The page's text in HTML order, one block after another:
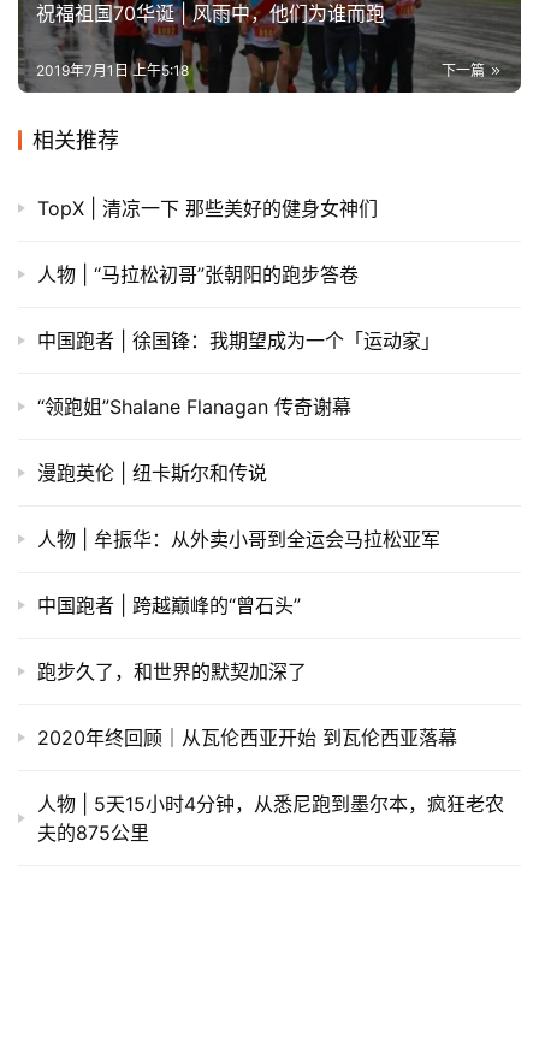
祝福祖国70华诞 | 风雨中，他们为谁而跑
下一篇
2019年7月1日 上午5:18
相关推荐
TopX | 清凉一下 那些美好的健身女神们
人物 | “马拉松初哥”张朝阳的跑步答卷
中国跑者 | 徐国锋：我期望成为一个「运动家」
“领跑姐”Shalane Flanagan 传奇谢幕
漫跑英伦 | 纽卡斯尔和传说
人物 | 牟振华：从外卖小哥到全运会马拉松亚军
中国跑者 | 跨越巅峰的“曾石头”
跑步久了，和世界的默契加深了
2020年终回顾｜从瓦伦西亚开始 到瓦伦西亚落幕
人物 | 5天15小时4分钟，从悉尼跑到墨尔本，疯狂老农
夫的875公里